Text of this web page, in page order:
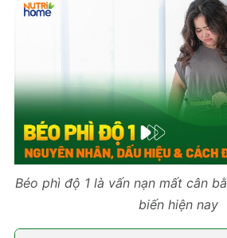
Béo phì độ 1 là vấn nạn mất cân
biến hiện nay